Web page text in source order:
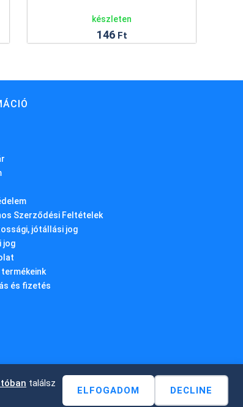
találsz
ELFOGADOM DECLINE
készleten
146 Ft
Szerződési Feltételek
jótállási jog
jog
és fizetés